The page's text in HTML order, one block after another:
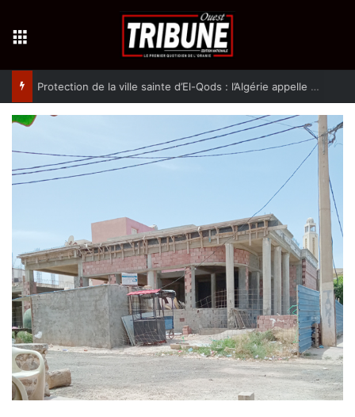
Protection de la ville sainte d’El-Qods : l’Algérie appelle à une action collective